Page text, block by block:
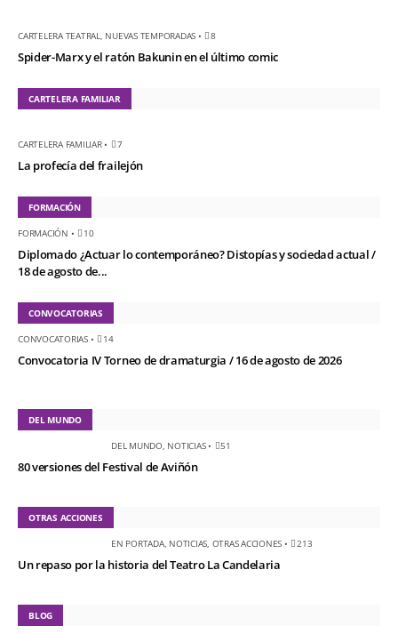
CARTELERA TEATRAL, NUEVAS TEMPORADAS • 8
Spider-Marx y el ratón Bakunin en el último comic
CARTELERA FAMILIAR
CARTELERA FAMILIAR• 7
La profecía del frailejón
FORMACIÓN
FORMACIÓN • 10
Diplomado ¿Actuar lo contemporáneo? Distopías y sociedad actual /
18 de agosto de...
CONVOCATORIAS
CONVOCATORIAS• 14
Convocatoria IV Torneo de dramaturgia / 16 de agosto de 2026
DEL MUNDO
DEL MUNDO, NOTICIAS• 51
80 versiones del Festival de Aviñón
OTRAS ACCIONES
EN PORTADA, NOTICIAS, OTRAS ACCIONES • 213
Un repaso por la historia del Teatro La Candelaria
BLOG